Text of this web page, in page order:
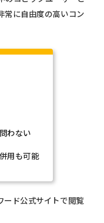
常に自由度の高いコン
わない
用も可能
ード公式サイトで閲覧